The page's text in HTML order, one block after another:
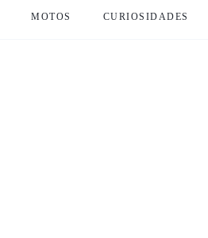
MOTOS CURIOSIDADES